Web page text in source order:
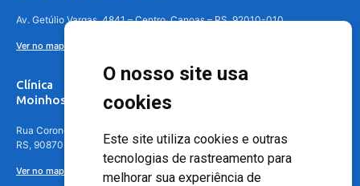
O nosso site usa
cookies
Este site utiliza cookies e outras
tecnologias de rastreamento para
melhorar sua experiência de
Av. Getúlio Vargas, 4841 – Centro, Canoas – RS, 92010-010
Ver no mapa
Clínica
Moinhos de Vento - Teresópolis
Rua Coronel Aparício Borges, 250 - 3º andar - Teresópolis, Porto Alegre -
RS, 90870-016
Ver no mapa